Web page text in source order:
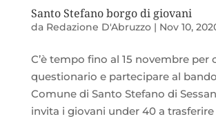
Santo Stefano borgo di giovani
da Redazione D'Abruzzo| Nov 10,
C’è tempo fino al 15 novembre per
questionario e partecipare al
Comune di Santo Stefano di
invita i giovani under 40 a